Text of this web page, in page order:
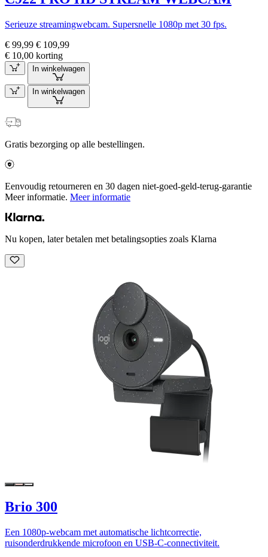
Serieuze streamingwebcam. Supersnelle 1080p met 30 fps.
€ 99,99 € 109,99
€ 10,00 korting
In winkelwagen
In winkelwagen
Gratis bezorging op alle bestellingen.
Eenvoudig retourneren en 30 dagen niet-goed-geld-terug-garantie
Meer informatie. Meer informatie
Nu kopen, later betalen met betalingsopties zoals Klarna
Brio 300
Een 1080p-webcam met automatische lichtcorrectie,
ruisonderdrukkende microfoon en USB-C-connectiviteit.